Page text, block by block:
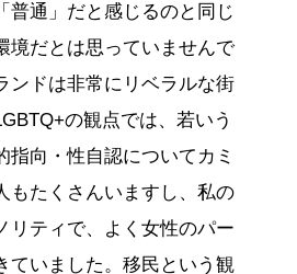
普通」だと感じるのと同じ
境だとは思っていませんで
ンドは非常にリベラルな街
の観点では、若いう
指向・性自認についてカミ
もたくさんいますし、私の
リティで、よく女性のパー
ていました。移民という観